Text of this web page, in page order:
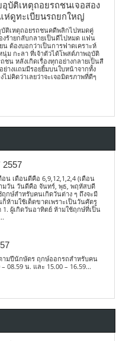
อุบัติเหตุถอยรถชนเจอสอง
ห่ดูทะเบียนรถยกใหญ่
บัติเหตุถอยรถชนคดีพลิกไปหมดคู่
ร้ายกลับกลายเป็นดีไปหมด แฟน
ต้องบอกว่าเป็นการฟาดเคราะห์
นุ่ม กะลา ที่เจ้าตัวได้โพสต์ภาพอุบัติ
ชน หลังเกิดเรื่องทุกอย่างกลายเป็นสี
างแถมมีรอยยิ้มบนใบหน้าจากทั้ง
ไม่คิดว่าเลยว่าจะเจอมิตรภาพที่ดีๆ
น เดือนดีคือ 6,9,12,1,2,4 (เดือน
มวัน วันดีคือ จันทร์, พุธ, พฤหัสบดี
กษ์สำหรับคนเกิดวันต่าง ๆ ถึงจะมี
ห้ามใช้เด็ดขาดเพราะเป็นวันศัตรู
ผู้เกิดวันอาทิตย์ ห้ามใช้ฤกษ์ที่เป็น
ามปีนักษัตร ฤกษ์ออกรถสำหรับคน
08.59 น. และ 15.00 – 16.59...